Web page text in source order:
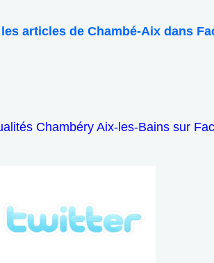
articles de Chambé-Aix dans
Chambéry Aix-les-Bains sur